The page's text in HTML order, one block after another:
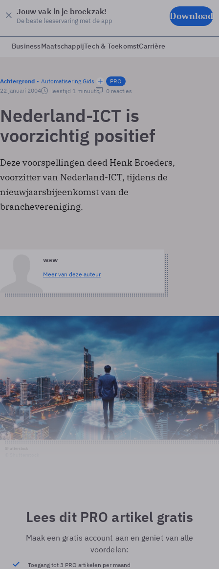
Jouw vak in je broekzak!
De beste leeservaring met de app Download
BusinessMaatschappijTech & ToekomstCarrière
Achtergrond Automatisering Gids
PRO
22 januari 2004
leestijd 1 minuut 0 reacties
Nederland-ICT is
voorzichtig positief
Deze voorspellingen deed Henk Broeders,
voorzitter van Nederland-ICT, tijdens de
nieuwjaarsbijeenkomst van de
branchevereniging.
waw
Meer van deze auteur
Lees dit PRO artikel gratis
Maak een gratis account aan en geniet van alle
voordelen:
Toegang tot 3 PRO artikelen per maand